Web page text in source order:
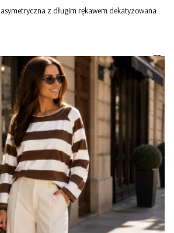
z długim rękawem dekatyzowana